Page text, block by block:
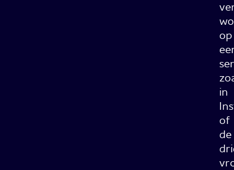
op
in
of
de